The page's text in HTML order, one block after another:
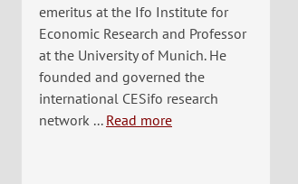
emeritus at the Ifo Institute for
Economic Research and Professor
at the University of Munich. He
founded and governed the
international CESifo research
network ... Read more